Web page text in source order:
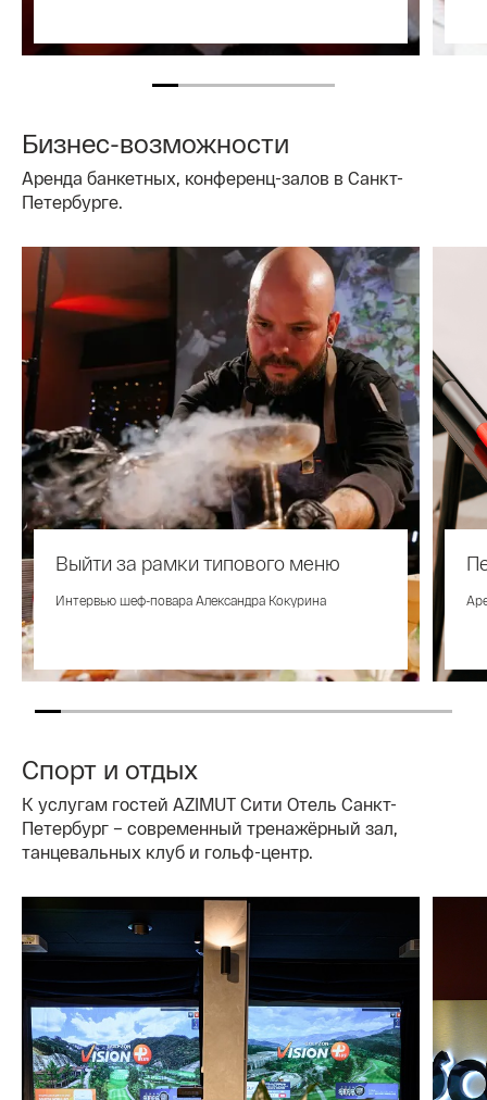
Бизнес-возможности
Аренда банкетных, конференц-залов в Санкт-
Петербурге.
Выйти за рамки типового меню
Интервью шеф-повара Александра Кокурина
Спорт и отдых
К услугам гостей AZIMUT Сити Отель Санкт-
Петербург – современный тренажёрный зал,
танцевальных клуб и гольф-центр.